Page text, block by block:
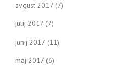
avgust 2017 (7)
julij 2017 (7)
junij 2017 (11)
maj 2017 (6)